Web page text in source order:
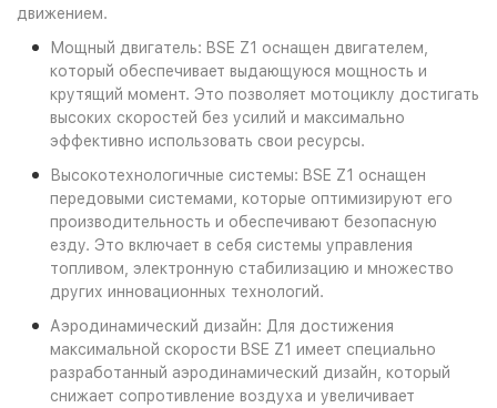
движением.
Мощный двигатель: BSE Z1 оснащен двигателем,
который обеспечивает выдающуюся мощность и
крутящий момент. Это позволяет мотоциклу достигать
высоких скоростей без усилий и максимально
эффективно использовать свои ресурсы.
Высокотехнологичные системы: BSE Z1 оснащен
передовыми системами, которые оптимизируют его
производительность и обеспечивают безопасную
езду. Это включает в себя системы управления
топливом, электронную стабилизацию и множество
других инновационных технологий.
Аэродинамический дизайн: Для достижения
максимальной скорости BSE Z1 имеет специально
разработанный аэродинамический дизайн, который
снижает сопротивление воздуха и увеличивает